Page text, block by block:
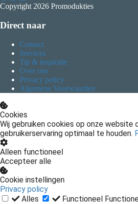
Copyright 2026 Promodukties
Direct naar
Contact
Services
Tip & inspiratie
Over ons
Privacy policy
Algemene Voorwaarden
Cookies
Wij gebruiken cookies op onze website
gebruikerservaring optimaal te houden.
Alleen functioneel
Accepteer alle
Cookie instellingen
Privacy policy
Alles
Functioneel